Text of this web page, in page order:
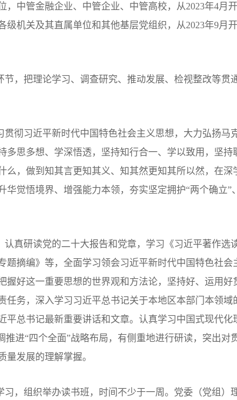
，中管金融企业、中管企业、中管高校，从2023年4月
级机关及其直属单位和其他基层党组织，从2023年9月
节，把理论学习、调查研究、推动发展、检视整改等贯
彻习近平新时代中国特色社会主义思想，大力弘扬马
多思多想、学深悟透，坚持知行合一、学以致用，坚持
么，做到知其言更知其义、知其然更知其所以然，在深
华觉悟境界、增强能力本领，夯实坚定拥护“两个确立”
认真研读党的二十大报告和党章，学习《习近平著作选
题摘编》等，全面学习领会习近平新时代中国特色社会
握好这一重要思想的世界观和方法论，坚持好、运用好
任务，深入学习习近平总书记关于本地区本部门本领域
平总书记最新重要讲话和文章。认真学习中国式现代化
推进“四个全面”战略布局，有侧重地进行研读，突出对
量发展的理解掌握。
习，组织举办读书班，时间不少于一周。党委（党组）